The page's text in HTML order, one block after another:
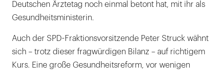
Deutschen Ärztetag noch einmal betont hat, mit ihr als
Gesundheitsministerin.
Auch der SPD-Fraktionsvorsitzende Peter Struck wähnt
sich – trotz dieser fragwürdigen Bilanz – auf richtigem
Kurs. Eine große Gesundheitsreform, vor wenigen